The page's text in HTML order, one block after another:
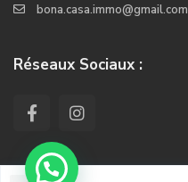
bona.casa.immo@gmail.com
Réseaux Sociaux :